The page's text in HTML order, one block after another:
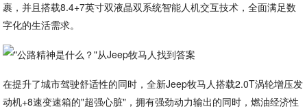
裹，并且搭载8.4+7英寸双液晶双系统智能人机交互技术，全面满足数
字化的生活需求。
在提升了城市驾驶舒适性的同时，全新Jeep牧马人搭载2.0T涡轮增压发
动机+8速变速箱的"超强心脏"，拥有强劲动力输出的同时，燃油经济性